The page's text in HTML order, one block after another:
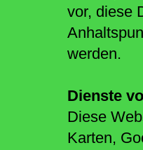
vor, diese
werden.
Dienste
Diese
Karten,